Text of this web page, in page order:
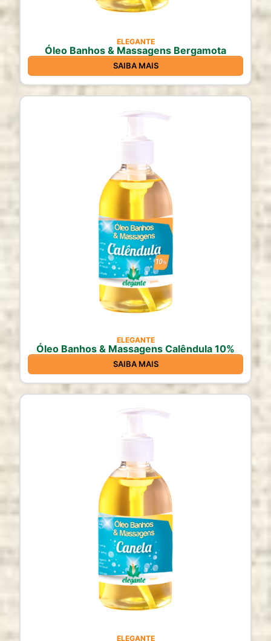
ELEGANTE
Óleo Banhos & Massagens Bergamota
SAIBA MAIS
ELEGANTE
Óleo Banhos & Massagens Calêndula 10%
SAIBA MAIS
ELEGANTE